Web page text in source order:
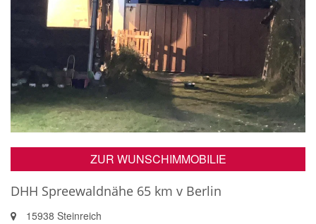
ZUR WUNSCHIMMOBILIE
DHH Spreewaldnähe 65 km v Berlin
15938 Steinreich